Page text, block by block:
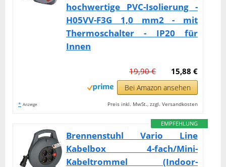
hochwertige PVC-Isolierung -
H05VV-F3G 1,0 mm2 - mit
Thermoschalter - IP20 für
Innen
15,88 €
19,90 €
Bei Amazon ansehen
* Anzeige Preis inkl. MwSt., zzgl. Versandkosten
EMPFEHLUNG
Brennenstuhl Vario Line
Kabelbox 4-fach/Mini-
Kabeltrommel (Indoor-